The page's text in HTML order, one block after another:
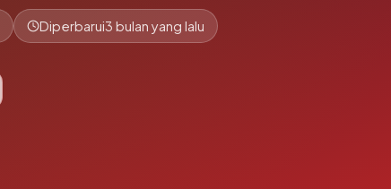
Diperbarui3 bulan yang lalu